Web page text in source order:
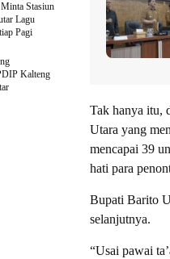
Tak hanya itu,
Utara yang
mencapai 39
hati para
Bupati Barito
selanjutnya.
“Usai pawai
Stasiun
Lagu
Pagi
Kalteng